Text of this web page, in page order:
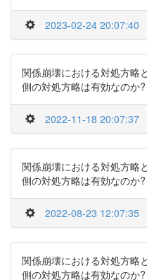
2023-02-24 20:07:40
関係崩壊における対処方略
側の対処方略は有効なのか
2022-11-18 20:07:37
関係崩壊における対処方略
側の対処方略は有効なのか
2022-08-23 12:07:35
関係崩壊における対処方略
側の対処方略は有効なのか